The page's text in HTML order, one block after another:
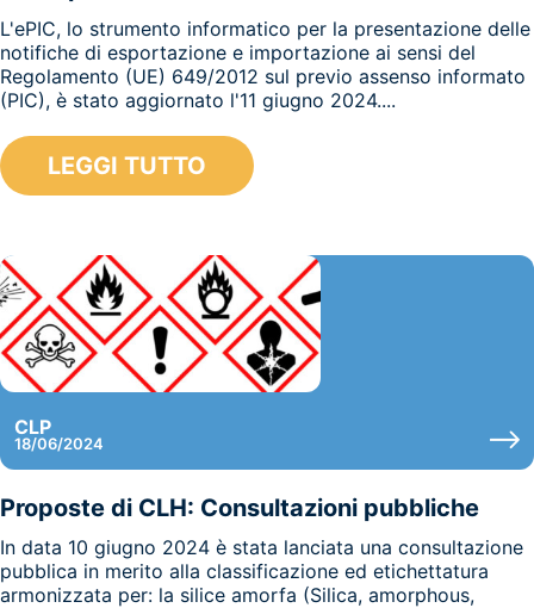
L'ePIC, lo strumento informatico per la presentazione delle
notifiche di esportazione e importazione ai sensi del
Regolamento (UE) 649/2012 sul previo assenso informato
(PIC), è stato aggiornato l'11 giugno 2024....
LEGGI TUTTO
CLP
18/06/2024
Proposte di CLH: Consultazioni pubbliche
In data 10 giugno 2024 è stata lanciata una consultazione
pubblica in merito alla classificazione ed etichettatura
armonizzata per: la silice amorfa (Silica, amorphous,